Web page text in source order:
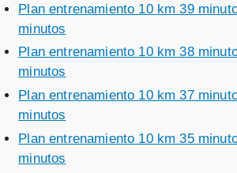
Plan entrenamiento 10 km 39
minutos
Plan entrenamiento 10 km 38
minutos
Plan entrenamiento 10 km 37
minutos
Plan entrenamiento 10 km 35
minutos